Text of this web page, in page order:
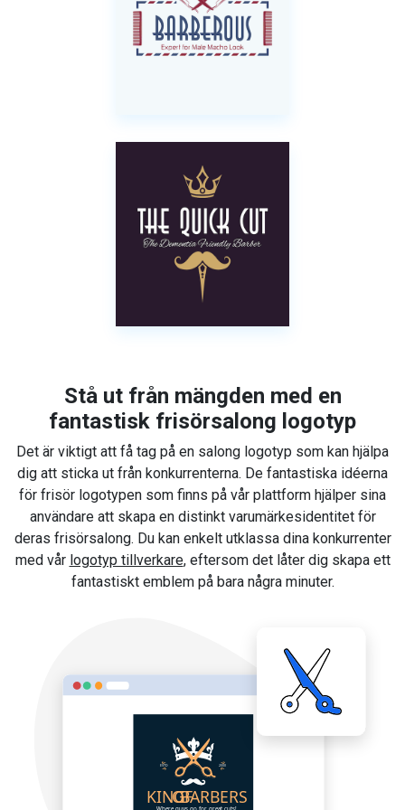
Stå ut från mängden med en
fantastisk frisörsalong logotyp
Det är viktigt att få tag på en salong logotyp som kan hjälpa
dig att sticka ut från konkurrenterna. De fantastiska idéerna
för frisör logotypen som finns på vår plattform hjälper sina
användare att skapa en distinkt varumärkesidentitet för
deras frisörsalong. Du kan enkelt utklassa dina konkurrenter
med vår logotyp tillverkare, eftersom det låter dig skapa ett
fantastiskt emblem på bara några minuter.